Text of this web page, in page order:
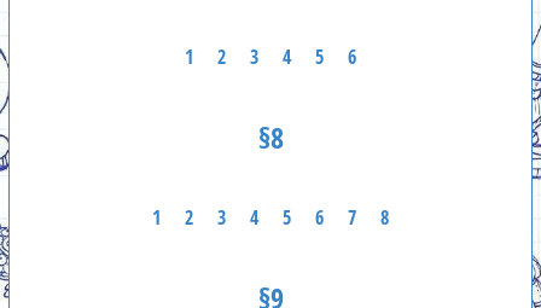
1 2 3 4 5 6
§8
1 2 3 4 5 6 7 8
§9